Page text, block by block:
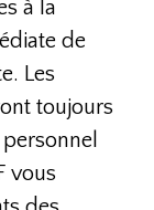
à la
de
Les
toujours
vous